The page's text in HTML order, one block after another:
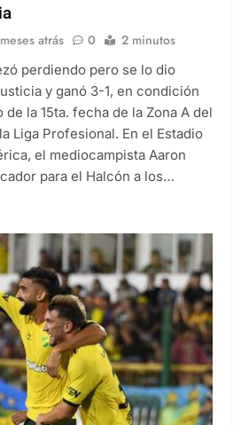
atrás 0 2 minutos
perdiendo pero se lo dio
y ganó 3-1, en condición
la 15ta. fecha de la Zona A del
Liga Profesional. En el Estadio
el mediocampista Aaron
para el Halcón a los…